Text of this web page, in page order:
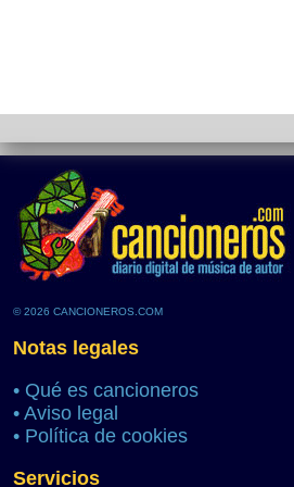
© 2026 CANCIONEROS.COM
Notas legales
• Qué es cancioneros
• Aviso legal
• Política de cookies
Servicios